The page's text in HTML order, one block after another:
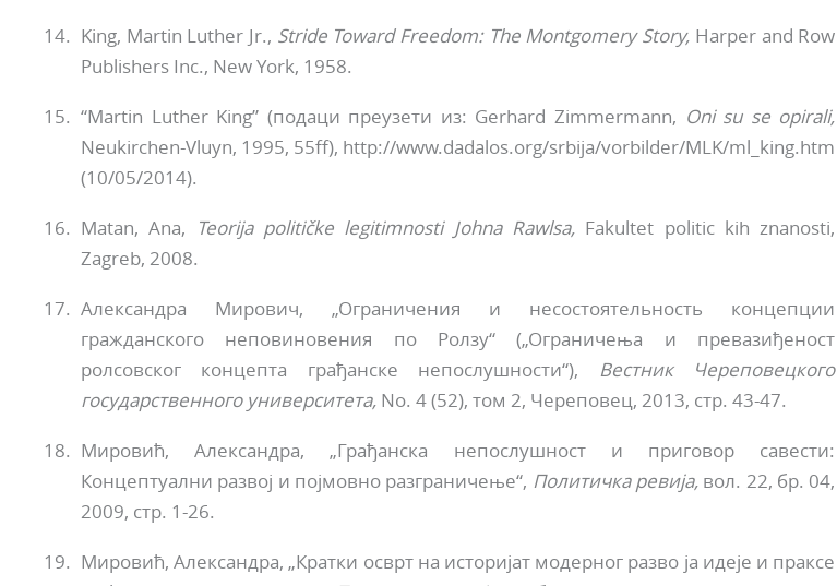
King, Martin Luther Jr., Stride Toward Freedom: The Montgomery Story, Harper and Row
Publishers Inc., New York, 1958.
“Martin Luther King” (подаци преузети из: Gerhard Zimmermann, Oni su se opirali,
Neukirchen-Vluyn, 1995, 55ff), http://www.dadalos.org/srbija/vorbilder/MLK/ml_king.htm
(10/05/2014).
Matan, Ana,
Teorija političke legitimnosti Johna Rawlsa,Fakultet politic kih znanosti,
Zagreb, 2008.
Александра Мирович, „Ограничения и несостоятельность концеп­ции
гражданского неповиновения по Ролзу“ („Ограничења и превазиђеност
ролсовског концепта грађанске непослушности“), Вестник Череповецкого
государственного университета, No. 4 (52), том 2, Череповец, 2013, стр. 43-47.
Мировић, Александра, „Грађанска непослушност и приговор савести:
Концептуални развој и појмовно разграничење“, Политичка ревија,вол. 22, бр. 04,
2009, стр. 1-26.
Мировић, Александра, „Кратки осврт на историјат модерног разво ја идеје и праксе